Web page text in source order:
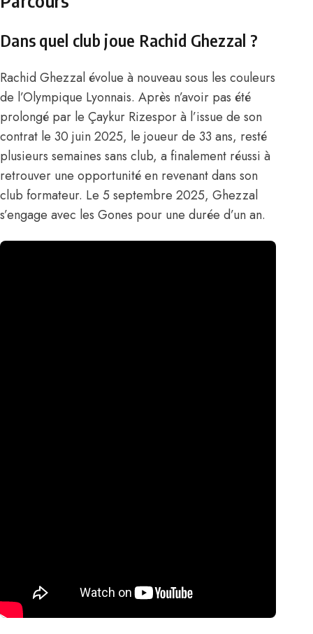
Dans quel club joue Rachid Ghezzal ?
Rachid Ghezzal évolue à nouveau sous les couleurs
de l’Olympique Lyonnais. Après n’avoir pas été
prolongé par le Çaykur Rizespor à l’issue de son
contrat le 30 juin 2025, le joueur de 33 ans, resté
plusieurs semaines sans club, a finalement réussi à
retrouver une opportunité en revenant dans son
club formateur. Le 5 septembre 2025, Ghezzal
s’engage avec les Gones pour une durée d’un an.